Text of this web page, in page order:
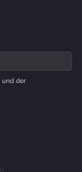
und der